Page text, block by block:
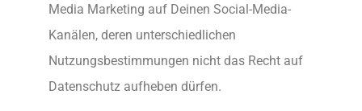
Media Marketing auf Deinen Social-Media-
Kanälen, deren unterschiedlichen
Nutzungsbestimmungen nicht das Recht auf
Datenschutz aufheben dürfen.